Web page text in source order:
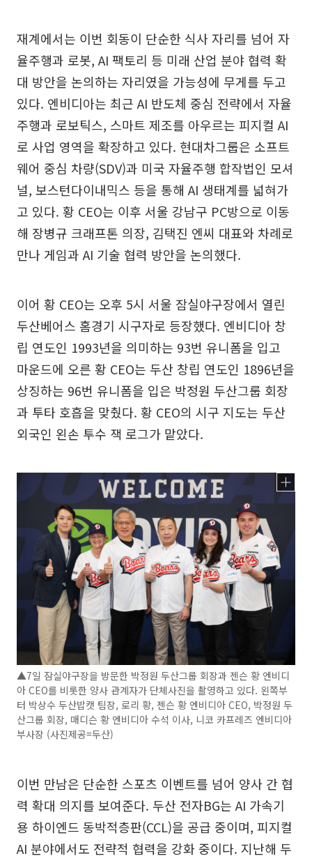
재계에서는 이번 회동이 단순한 식사 자리를 넘어 자
율주행과 로봇, AI 팩토리 등 미래 산업 분야 협력 확
대 방안을 논의하는 자리였을 가능성에 무게를 두고
있다. 엔비디아는 최근 AI 반도체 중심 전략에서 자율
주행과 로보틱스, 스마트 제조를 아우르는 피지컬 AI
로 사업 영역을 확장하고 있다. 현대차그룹은 소프트
웨어 중심 차량(SDV)과 미국 자율주행 합작법인 모셔
널, 보스턴다이내믹스 등을 통해 AI 생태계를 넓혀가
고 있다. 황 CEO는 이후 서울 강남구 PC방으로 이동
해 장병규 크래프톤 의장, 김택진 엔씨 대표와 차례로
만나 게임과 AI 기술 협력 방안을 논의했다.
이어 황 CEO는 오후 5시 서울 잠실야구장에서 열린
두산베어스 홈경기 시구자로 등장했다. 엔비디아 창
립 연도인 1993년을 의미하는 93번 유니폼을 입고
마운드에 오른 황 CEO는 두산 창립 연도인 1896년을
상징하는 96번 유니폼을 입은 박정원 두산그룹 회장
과 투타 호흡을 맞췄다. 황 CEO의 시구 지도는 두산
외국인 왼손 투수 잭 로그가 맡았다.
▲7일 잠실야구장을 방문한 박정원 두산그룹 회장과 젠슨 황 엔비디
아 CEO를 비롯한 양사 관계자가 단체사진을 촬영하고 있다. 왼쪽부
터 박상수 두산밥캣 팀장, 로리 황, 젠슨 황 엔비디아 CEO, 박정원 두
산그룹 회장, 매디슨 황 엔비디아 수석 이사, 니코 카프레즈 엔비디아
부사장 (사진제공=두산)
이번 만남은 단순한 스포츠 이벤트를 넘어 양사 간 협
력 확대 의지를 보여준다. 두산 전자BG는 AI 가속기
용 하이엔드 동박적층판(CCL)을 공급 중이며, 피지컬
AI 분야에서도 전략적 협력을 강화 중이다. 지난해 두